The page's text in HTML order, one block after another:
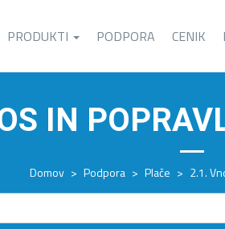
PRODUKTI PODPORA CENIK
IN
Domov > Podpora > Plače > 2.1.